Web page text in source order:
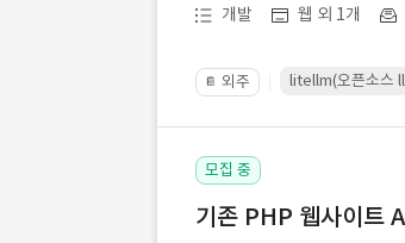
개발 웹 외 1개
📔 외주 litellm(오픈소스
모집 중
기존 PHP 웹사이트